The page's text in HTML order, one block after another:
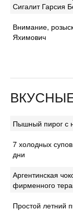
Сигалит Гарсия
Внимание,
Яхимович
Пышный пирог с
7 холодных
дни
Аргентинская
фирменного
Простой летний